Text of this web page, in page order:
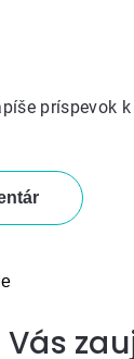
príspevok
Vás